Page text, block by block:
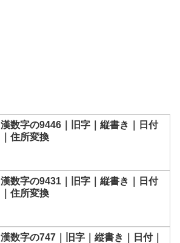
漢数字の9446｜旧字｜縦書き｜日付
｜住所変換
漢数字の9431｜旧字｜縦書き｜日付
｜住所変換
漢数字の747｜旧字｜縦書き｜日付｜